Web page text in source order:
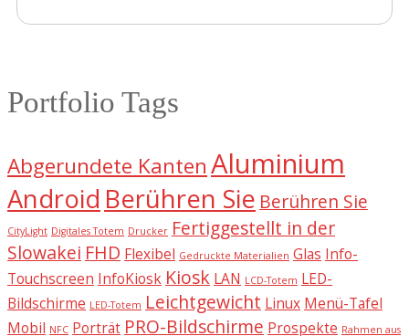
Portfolio Tags
Abgerundete KantenAluminium
Android Berühren Sie Berühren Sie
CityLight Digitales Totem Drucker Fertiggestellt in der
Slowakei FHD Flexibel Gedruckte Materialien Glas Info-
Touchscreen InfoKiosk Kiosk LAN LCD-Totem LED-
Bildschirme LED-Totem Leichtgewicht Linux Menü-Tafel
Mobil NFC Porträt PRO-Bildschirme Prospekte Rahmen aus